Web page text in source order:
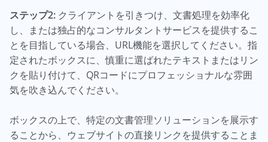
ステップ2: クライアントを引きつけ、文書処理を効率化
し、または独占的なコンサルタントサービスを提供するこ
とを目指している場合、URL機能を選択してください。指
定されたボックスに、慎重に選ばれたテキストまたはリン
クを貼り付けて、QRコードにプロフェッショナルな雰囲
気を吹き込んでください。
ボックスの上で、特定の文書管理ソリューションを展示す
ることから、ウェブサイトの直接リンクを提供することま